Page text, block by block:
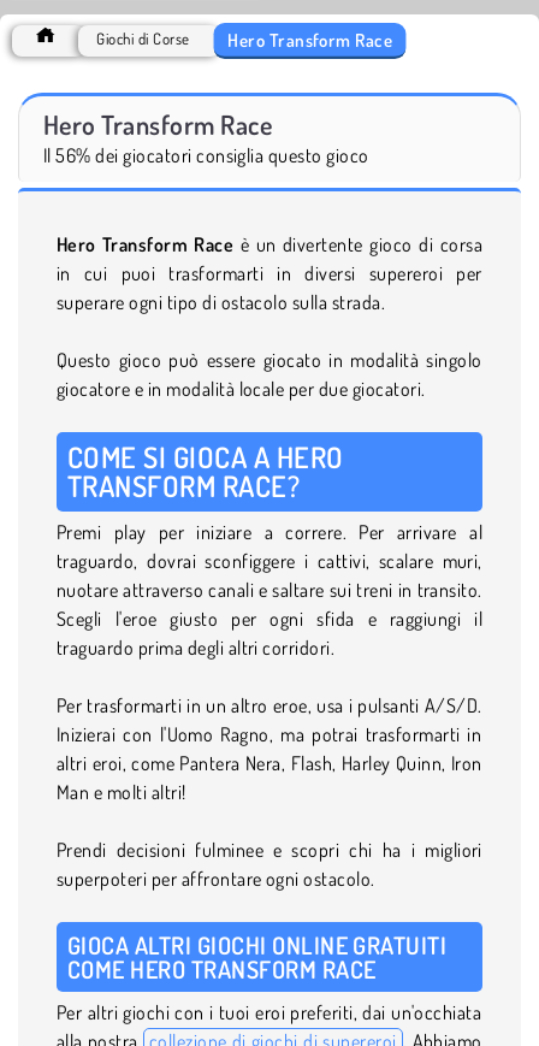
Giochi di Corse Hero Transform Race
Hero Transform Race
Il 56% dei giocatori consiglia questo gioco
Hero Transform Race è un divertente gioco di corsa
in cui puoi trasformarti in diversi supereroi per
superare ogni tipo di ostacolo sulla strada.
Questo gioco può essere giocato in modalità singolo
giocatore e in modalità locale per due giocatori.
COME SI GIOCA A HERO
TRANSFORM RACE?
Premi play per iniziare a correre. Per arrivare al
traguardo, dovrai sconfiggere i cattivi, scalare muri,
nuotare attraverso canali e saltare sui treni in transito.
Scegli l'eroe giusto per ogni sfida e raggiungi il
traguardo prima degli altri corridori.
Per trasformarti in un altro eroe, usa i pulsanti A/S/D.
Inizierai con l'Uomo Ragno, ma potrai trasformarti in
altri eroi, come Pantera Nera, Flash, Harley Quinn, Iron
Man e molti altri!
Prendi decisioni fulminee e scopri chi ha i migliori
superpoteri per affrontare ogni ostacolo.
GIOCA ALTRI GIOCHI ONLINE GRATUITI
COME HERO TRANSFORM RACE
Per altri giochi con i tuoi eroi preferiti, dai un'occhiata
alla nostra collezione di giochi di supereroi . Abbiamo